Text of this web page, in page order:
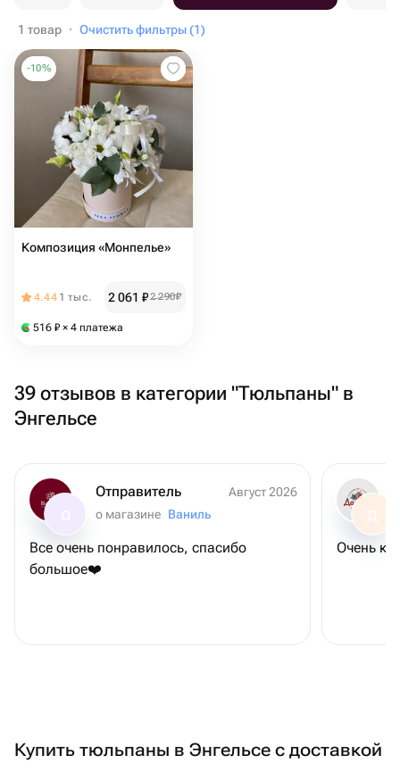
1 товар · Очистить фильтры (1)
-10%
Композиция «Монпелье»
4.44 1 тыс. 2 061 ₽2 290₽
516 ₽ × 4 платежа
39 отзывов в категории "Тюльпаны" в
Энгельсе
Отправитель
Август 2026
о магазине Ваниль
Все очень понравилось, спасибо
большое❤️
Д
Очень
Купить тюльпаны в Энгельсе с доставкой